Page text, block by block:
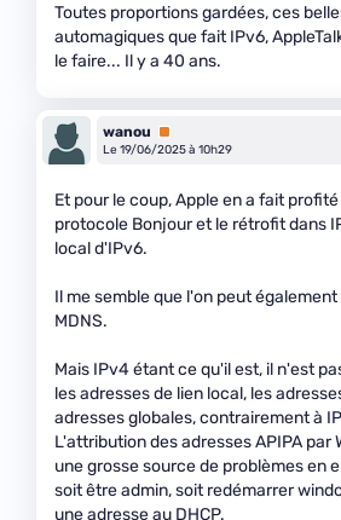
Toutes proportions gardées, ces
automagiques que fait IPv6,
le faire... Il y a 40 ans.
wanou
Premium
Le 19/06/2025 à 10h29
Et pour le coup, Apple en a fait
protocole Bonjour et le rétrofit dans
local d'IPv6.
Il me semble que l'on peut
MDNS.
Mais IPv4 étant ce qu'il est, il n'est
les adresses de lien local, les
adresses globales, contrairement à
L'attribution des adresses APIPA par
une grosse source de problèmes en
soit être admin, soit redémarrer
une adresse au DHCP.